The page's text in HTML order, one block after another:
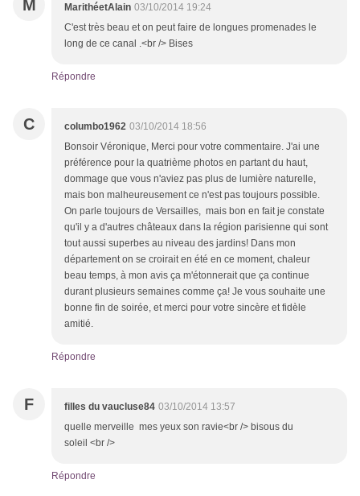
M MarithéetAlain 03/10/2014 19:24
C'est très beau et on peut faire de longues promenades le
long de ce canal .<br /> Bises
Répondre
C columbo1962 03/10/2014 18:56
Bonsoir Véronique, Merci pour votre commentaire. J'ai une
préférence pour la quatrième photos en partant du haut,
dommage que vous n'aviez pas plus de lumière naturelle,
mais bon malheureusement ce n'est pas toujours possible.
On parle toujours de Versailles, mais bon en fait je constate
qu'il y a d'autres châteaux dans la région parisienne qui sont
tout aussi superbes au niveau des jardins! Dans mon
département on se croirait en été en ce moment, chaleur
beau temps, à mon avis ça m'étonnerait que ça continue
durant plusieurs semaines comme ça! Je vous souhaite une
bonne fin de soirée, et merci pour votre sincère et fidèle
amitié.
Répondre
F filles du vaucluse84 03/10/2014 13:57
quelle merveille mes yeux son ravie<br /> bisous du
soleil <br />
Répondre